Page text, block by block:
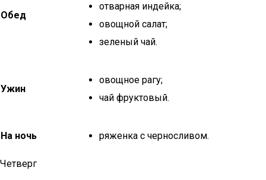
Обед
отварная индейка;
овощной салат;
зеленый чай.
Ужин
овощное рагу;
чай фруктовый.
На ночь ряженка с черносливом.
Четверг